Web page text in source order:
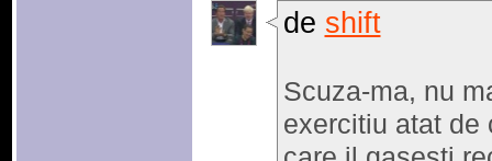
de shift
Scuza-ma, nu
exercitiu atat de